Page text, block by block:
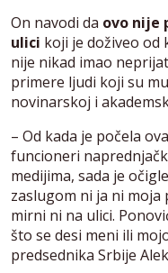
On navodi da ovo nije
ulici koji je doživeo od
nije nikad imao
primere ljudi koji su
novinarskoj i
– Od kada je počela
funcioneri
medijima, sada je
zaslugom ni ja ni moja
mirni ni na ulici.
što se desi meni ili
predsednika Srbije